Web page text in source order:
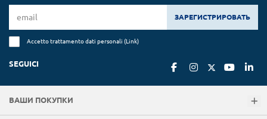
ЗАРЕГИСТРИРОВАТЬ
Accetto trattamento dati personali (Link)
SEGUICI
ВАШИ ПОКУПКИ